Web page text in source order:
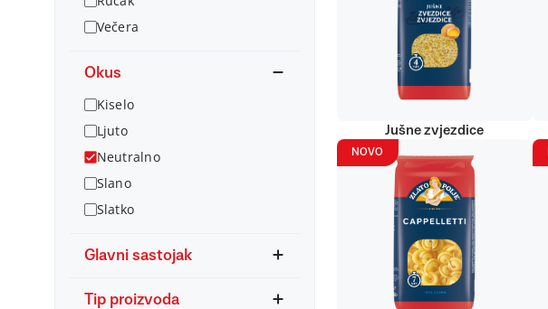
Večera
Okus
Kiselo
Ljuto
Neutralno
Slano
Slatko
Glavni sastojak
Tip proizvoda
Jušne zvjezdice
NOVO